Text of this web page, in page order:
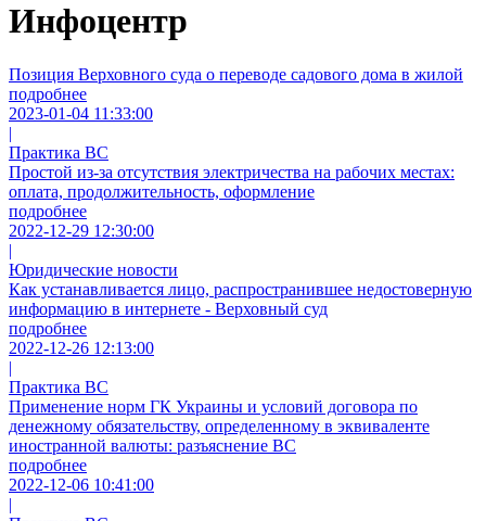
Инфоцентр
Позиция Верховного суда о переводе садового дома в жилой
подробнее
2023-01-04 11:33:00
|
Практика ВС
Простой из-за отсутствия электричества на рабочих местах:
оплата, продолжительность, оформление
подробнее
2022-12-29 12:30:00
|
Юридические новости
Как устанавливается лицо, распространившее недостоверную
информацию в интернете - Верховный суд
подробнее
2022-12-26 12:13:00
|
Практика ВС
Применение норм ГК Украины и условий договора по
денежному обязательству, определенному в эквиваленте
иностранной валюты: разъяснение ВС
подробнее
2022-12-06 10:41:00
|